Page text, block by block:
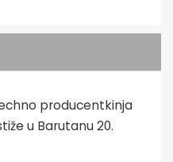
producentkinja
u Barutanu 20.